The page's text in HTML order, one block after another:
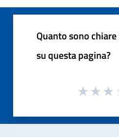
Quanto sono
su questa pagina?